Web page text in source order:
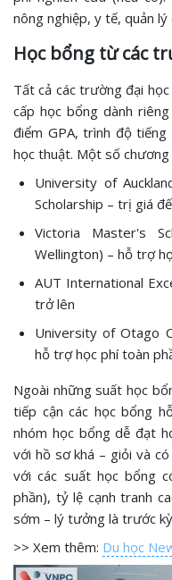
nông nghiệp, y tế, quản
Học bổng từ các
Tất cả các trường đại
cấp học bổng dành
điểm GPA, trình độ tiếng
học thuật. Một số
University of
Scholarship – trị giá
Victoria Master's
Wellington) – hỗ trợ
AUT International
trở lên
University of Otago
hỗ trợ học phí toàn
Ngoài những suất học
tiếp cận các học bổng
nhóm học bổng dễ đạt
với hồ sơ khá – giỏi và
với các suất học bổng
phần), tỷ lệ cạnh tranh
sớm – lý tưởng là trước
>> Xem thêm: Du học